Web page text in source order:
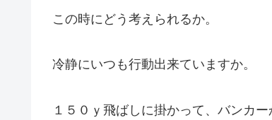
この時にどう考えられるか。
冷静にいつも行動出来ていますか。
１５０ｙ飛ばしに掛かって、バンカ